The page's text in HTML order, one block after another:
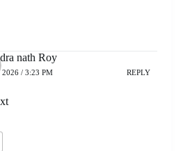
nath Roy
2026 / 3:23 PM REPLY